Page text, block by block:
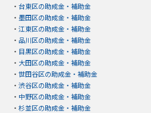
・ 台東区の助成金・補助金
・ 墨田区の助成金・補助金
・ 江東区の助成金・補助金
・ 品川区の助成金・補助金
・ 目黒区の助成金・補助金
・ 大田区の助成金・補助金
・ 世田谷区の助成金・補助金
・ 渋谷区の助成金・補助金
・ 中野区の助成金・補助金
・ 杉並区の助成金・補助金